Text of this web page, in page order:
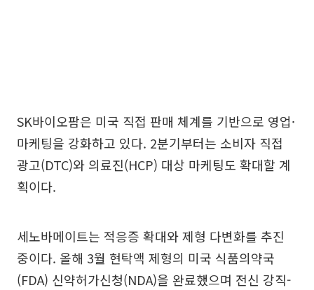
SK바이오팜은 미국 직접 판매 체계를 기반으로 영업·
마케팅을 강화하고 있다. 2분기부터는 소비자 직접
광고(DTC)와 의료진(HCP) 대상 마케팅도 확대할 계
획이다.
세노바메이트는 적응증 확대와 제형 다변화를 추진
중이다. 올해 3월 현탁액 제형의 미국 식품의약국
(FDA) 신약허가신청(NDA)을 완료했으며 전신 강직-